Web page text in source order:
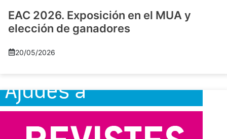
EAC 2026. Exposición en el MUA y
elección de ganadores
20/05/2026